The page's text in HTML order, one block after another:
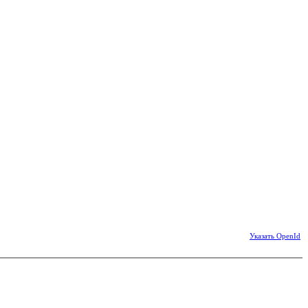
Указать OpenId